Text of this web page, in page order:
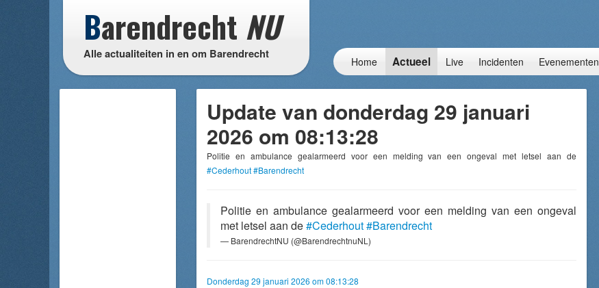
Barendrecht NU
Alle actualiteiten in en om Barendrecht
Home Actueel Live Incidenten Evenementen
Update van donderdag 29 januari
2026 om 08:13:28
Politie en ambulance gealarmeerd voor een melding van een ongeval met letsel aan de
#Cederhout#Barendrecht
Politie en ambulance gealarmeerd voor een melding van een ongeval
met letsel aan de#Cederhout#Barendrecht
— BarendrechtNU (@BarendrechtnuNL)
Donderdag 29 januari 2026 om 08:13:28